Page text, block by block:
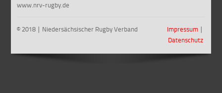
www.nrv-rugby.de
© 2018 ∣ Niedersächsischer Rugby Verband Impressum∣
Datenschutz